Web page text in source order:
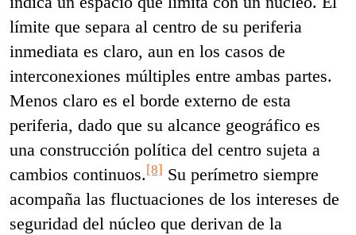
límite que separa al centro de su periferia
inmediata es claro, aun en los casos de
interconexiones múltiples entre ambas partes.
Menos claro es el borde externo de esta
periferia, dado que su alcance geográfico es
una construcción política del centro sujeta a
cambios continuos.[8] Su perímetro siempre
acompaña las fluctuaciones de los intereses de
seguridad del núcleo que derivan de la